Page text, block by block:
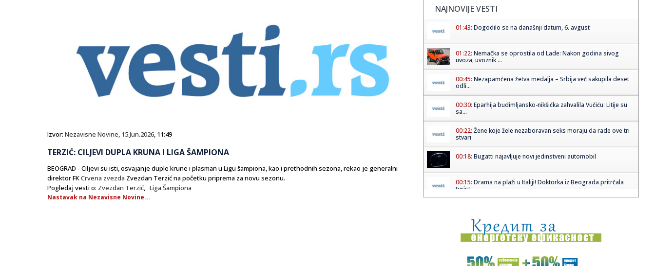
Izvor: Nezavisne Novine, 15.Jun.2026, 11:49
TERZIĆ: CILJEVI DUPLA KRUNA I LIGA ŠAMPIONA
BEOGRAD - Ciljevi su isti, osvajanje duple krune i plasman u Ligu šampiona, kao i prethodnih sezona, rekao je generalni
direktor FKCrvena zvezda Zvezdan Terzić na početku priprema za novu sezonu.
Pogledaj vesti o: Zvezdan Terzić, Liga Šampiona
Nastavak na Nezavisne Novine...
NAJNOVIJE VESTI
01:43: Dogodilo se na današnji datum, 6. avgust
01:22: Nemačka se oprostila od Lade: Nakon godina sivog
uvoza, uvoznik ...
00:45: Nezapamćena žetva medalja – Srbija već sakupila deset
odli...
00:30: Eparhija budimljansko-nikšićka zahvalila Vučiću: Litije su
sa...
00:22: Žene koje žele nezaboravan seks moraju da rade ove tri
stvari
00:18: Bugatti najavljuje novi jedinstveni automobil
00:15: Drama na plaži u Italiji! Doktorka iz Beograda pritrčala
turist...
23:51:Tri medalje za Srbiju na EP
23:47:KIKS PANATINAIKOSA UPRKOS OGROMNIM ULAGANJIMA: